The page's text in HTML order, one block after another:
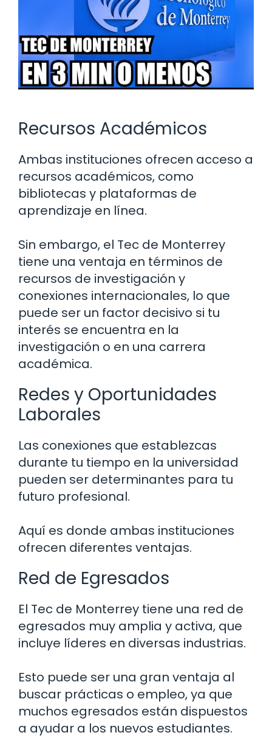
Recursos Académicos
Ambas instituciones ofrecen acceso a
recursos académicos, como
bibliotecas y plataformas de
aprendizaje en línea.
Sin embargo, el Tec de Monterrey
tiene una ventaja en términos de
recursos de investigación y
conexiones internacionales, lo que
puede ser un factor decisivo si tu
interés se encuentra en la
investigación o en una carrera
académica.
Redes y Oportunidades
Laborales
Las conexiones que establezcas
durante tu tiempo en la universidad
pueden ser determinantes para tu
futuro profesional.
Aquí es donde ambas instituciones
ofrecen diferentes ventajas.
Red de Egresados
El Tec de Monterrey tiene una red de
egresados muy amplia y activa, que
incluye líderes en diversas industrias.
Esto puede ser una gran ventaja al
buscar prácticas o empleo, ya que
muchos egresados están dispuestos
a ayudar a los nuevos estudiantes.